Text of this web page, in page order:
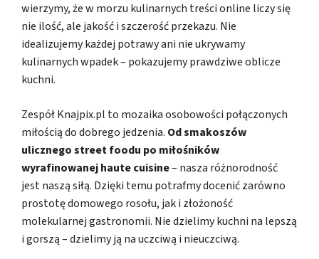
wierzymy, że w morzu kulinarnych treści online liczy się
nie ilość, ale jakość i szczerość przekazu. Nie
idealizujemy każdej potrawy ani nie ukrywamy
kulinarnych wpadek – pokazujemy prawdziwe oblicze
kuchni.
Zespół Knajpix.pl to mozaika osobowości połączonych
miłością do dobrego jedzenia. Od smakoszów
ulicznego street foodu po miłośników
wyrafinowanej haute cuisine– nasza różnorodność
jest naszą siłą. Dzięki temu potrafmy docenić zarówno
prostotę domowego rosołu, jak i złożoność
molekularnej gastronomii. Nie dzielimy kuchni na lepszą
i gorszą – dzielimy ją na uczciwą i nieuczciwą.